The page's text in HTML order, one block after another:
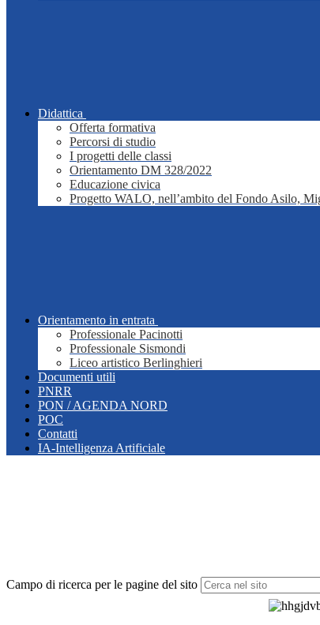
Didattica
Offerta formativa
Percorsi di studio
I progetti delle classi
Orientamento DM 328/2022
Educazione civica
Progetto WALO, nell’ambito del Fondo Asilo,
Orientamento in entrata
Professionale Pacinotti
Professionale Sismondi
Liceo artistico Berlinghieri
Documenti utili
PNRR
PON / AGENDA NORD
POC
Contatti
IA-Intelligenza Artificiale
Campo di ricerca per le pagine del sito